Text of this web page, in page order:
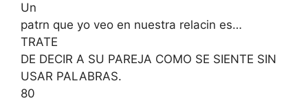
Un
patrn que yo veo en nuestra relacin es…
TRATE
DE DECIR A SU PAREJA COMO SE SIENTE SIN
USAR PALABRAS.
80